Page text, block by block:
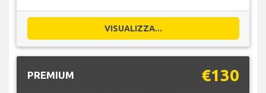
VISUALIZZA...
PREMIUM €130